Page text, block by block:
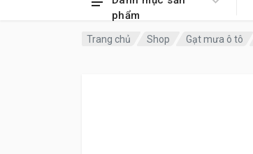
phẩm
Trang chủ Shop Gạt mưa ô tô